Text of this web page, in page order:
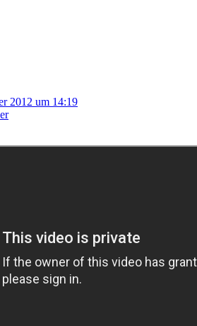
2012 um 14:19